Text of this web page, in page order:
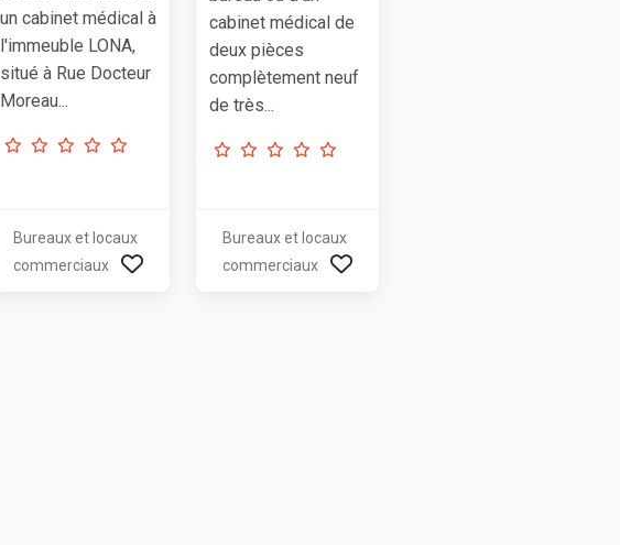
un cabinet médical à
l'immeuble LONA,
situé à Rue Docteur
Moreau...
Bureaux et locaux
commerciaux
cabinet médical de
deux pièces
complètement neuf
de très...
Bureaux et locaux
commerciaux